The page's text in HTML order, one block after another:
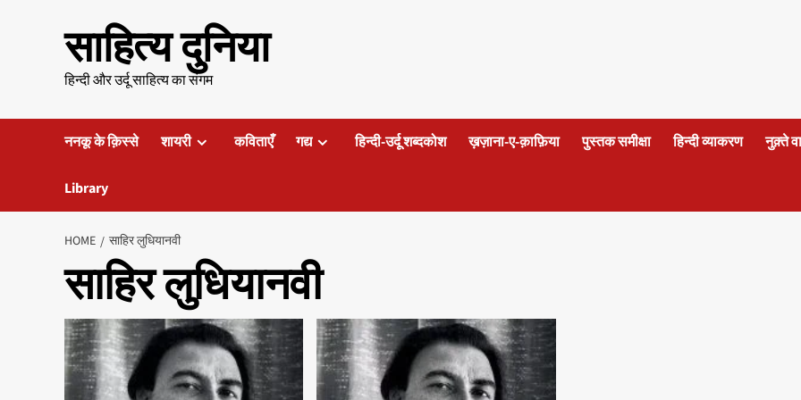
साहित्य दुनिया
हिन्दी और उर्दू साहित्य का संगम
ननकू के क़िस्से शायरी कविताएँ गद्य हिन्दी-उर्दू शब्दकोश ख़ज़ाना-ए-क़ाफ़िया पुस्तक समीक्षा हिन्दी व्याकरण नुक़्ते
Library
HOME साहिर लुधियानवी
साहिर लुधियानवी